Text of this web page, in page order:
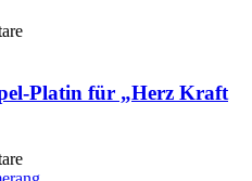
Platin für „Herz Kraft